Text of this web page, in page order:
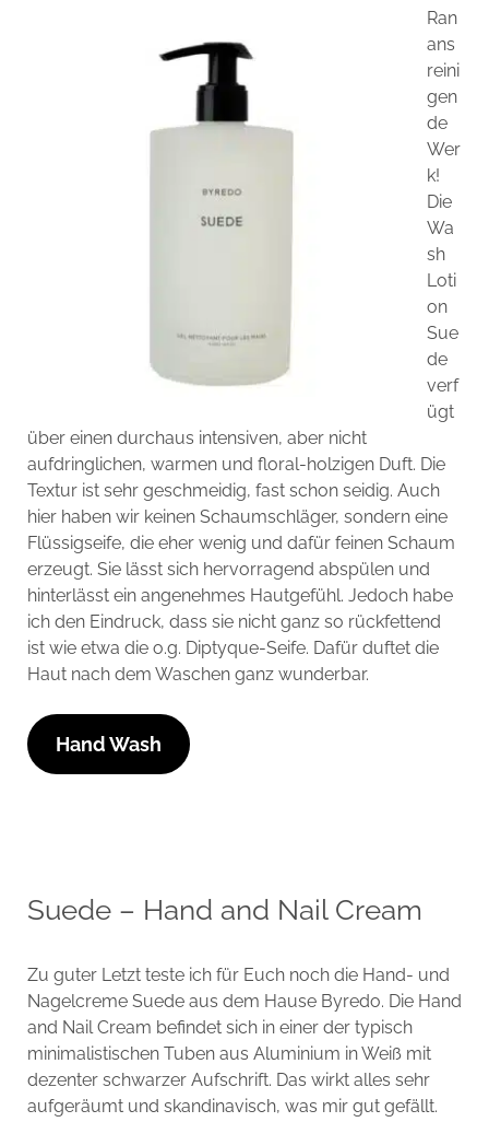
Ran
ans
reini
gen
de
Wer
k!
Die
Wa
sh
Loti
on
Sue
de
verf
ügt
über einen durchaus intensiven, aber nicht
aufdringlichen, warmen und floral-holzigen Duft. Die
Textur ist sehr geschmeidig, fast schon seidig. Auch
hier haben wir keinen Schaumschläger, sondern eine
Flüssigseife, die eher wenig und dafür feinen Schaum
erzeugt. Sie lässt sich hervorragend abspülen und
hinterlässt ein angenehmes Hautgefühl. Jedoch habe
ich den Eindruck, dass sie nicht ganz so rückfettend
ist wie etwa die o.g. Diptyque-Seife. Dafür duftet die
Haut nach dem Waschen ganz wunderbar.
Hand Wash
Suede – Hand and Nail Cream
Zu guter Letzt teste ich für Euch noch die Hand- und
Nagelcreme Suede aus dem Hause Byredo. Die Hand
and Nail Cream befindet sich in einer der typisch
minimalistischen Tuben aus Aluminium in Weiß mit
dezenter schwarzer Aufschrift. Das wirkt alles sehr
aufgeräumt und skandinavisch, was mir gut gefällt.